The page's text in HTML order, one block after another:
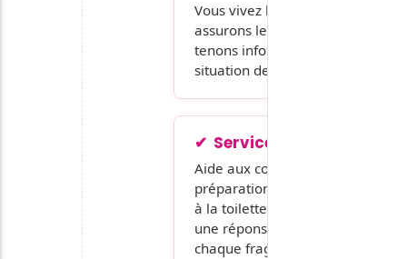
Vous vivez loin ? Nous
assurons le lien et vous
tenons informés de la
situation de votre proche.
Services complets
Aide aux courses,
préparation des repas, aide
à la toilette, compagnie :
une réponse adaptée à
chaque fragilité.